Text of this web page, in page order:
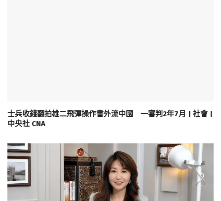
士兵收錢翻拍雄二飛彈操作書外流中國 一審判2年7月 | 社會 |
中央社 CNA